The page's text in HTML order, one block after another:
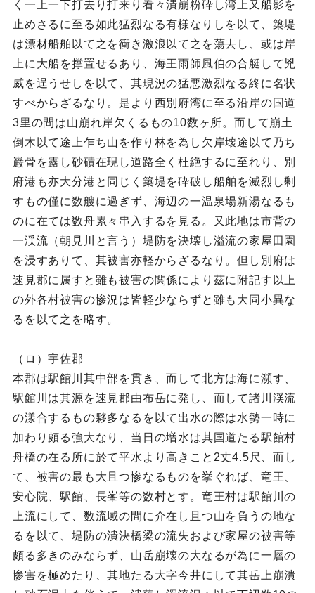
く一上一下打去り打来り看々潰崩粉砕し湾上又船影を
止めさるに至る如此猛烈なる有様なりしを以て、築堤
は漂材船舶以て之を衝き激浪以て之を蕩去し、或は岸
上に大船を撑置せるあり、海王雨師風伯の合艇して兇
威を逞うせしを以て、其現況の猛悪激烈なる終に名状
すべからざるなり。是より西別府湾に至る沿岸の国道
3里の間は山崩れ岸欠くるもの10数ヶ所。而して崩土
倒木以て途上乍ち山を作り林を為し欠岸壊途以て乃ち
巌骨を露し砂磧在現し道路全く杜絶するに至れり、別
府港も亦大分港と同じく築堤を砕破し船舶を滅烈し剰
すもの僅に数艘に過ぎず、海辺の一温泉場新湯なるも
のに在ては数舟累々串入するを見る。又此地は市背の
一渓流（朝見川と言う）堤防を決壊し溢流の家屋田園
を浸すありて、其被害亦軽からざるなり。但し別府は
速見郡に属すと雖も被害の関係により茲に附記す以上
の外各村被害の惨況は皆軽少ならずと雖も大同小異な
るを以て之を略す。
（ロ）宇佐郡
本郡は駅館川其中部を貫き、而して北方は海に瀕す、
駅館川は其源を速見郡由布岳に発し、而して諸川渓流
の漾合するもの夥多なるを以て出水の際は水勢一時に
加わり頗る強大なり、当日の増水は其国道たる駅館村
舟橋の在る所に於て平水より高きこと2丈4.5尺、而し
て、被害の最も大且つ惨なるものを挙ぐれば、竜王、
安心院、駅館、長峯等の数村とす。竜王村は駅館川の
上流にして、数流域の間に介在し且つ山を負うの地な
るを以て、堤防の潰決橋梁の流失および家屋の被害等
頗る多きのみならず、山岳崩壊の大なるが為に一層の
惨害を極めたり、其地たる大字今井にして其岳上崩潰